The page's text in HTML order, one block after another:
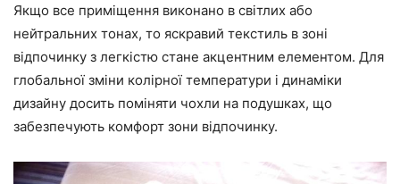
Якщо все приміщення виконано в світлих або
нейтральних тонах, то яскравий текстиль в зоні
відпочинку з легкістю стане акцентним елементом. Для
глобальної зміни колірної температури і динаміки
дизайну досить поміняти чохли на подушках, що
забезпечують комфорт зони відпочинку.